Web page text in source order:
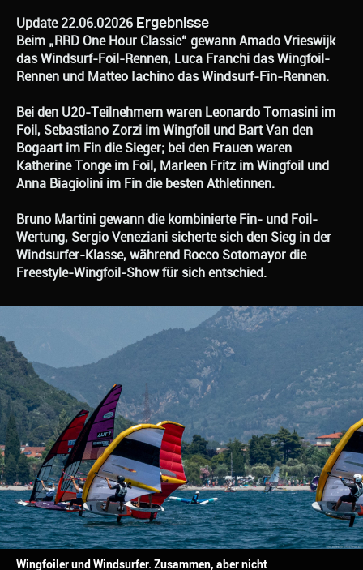
Update 22.06.02026 Ergebnisse
Beim „RRD One Hour Classic“ gewann Amado Vrieswijk
das Windsurf-Foil-Rennen, Luca Franchi das Wingfoil-
Rennen und Matteo Iachino das Windsurf-Fin-Rennen.
Bei den U20-Teilnehmern waren Leonardo Tomasini im
Foil, Sebastiano Zorzi im Wingfoil und Bart Van den
Bogaart im Fin die Sieger; bei den Frauen waren
Katherine Tonge im Foil, Marleen Fritz im Wingfoil und
Anna Biagiolini im Fin die besten Athletinnen.
Bruno Martini gewann die kombinierte Fin- und Foil-
Wertung, Sergio Veneziani sicherte sich den Sieg in der
Windsurfer-Klasse, während Rocco Sotomayor die
Freestyle-Wingfoil-Show für sich entschied.
Wingfoiler und Windsurfer. Zusammen, aber nicht